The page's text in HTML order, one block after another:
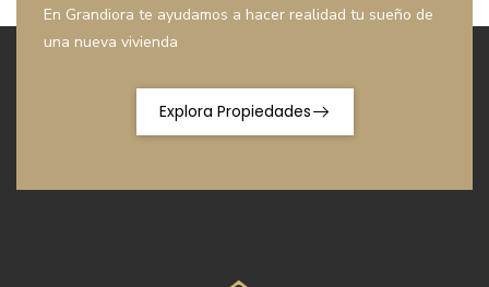
En Grandiora te ayudamos a hacer realidad tu sueño de
una nueva vivienda
Explora Propiedades